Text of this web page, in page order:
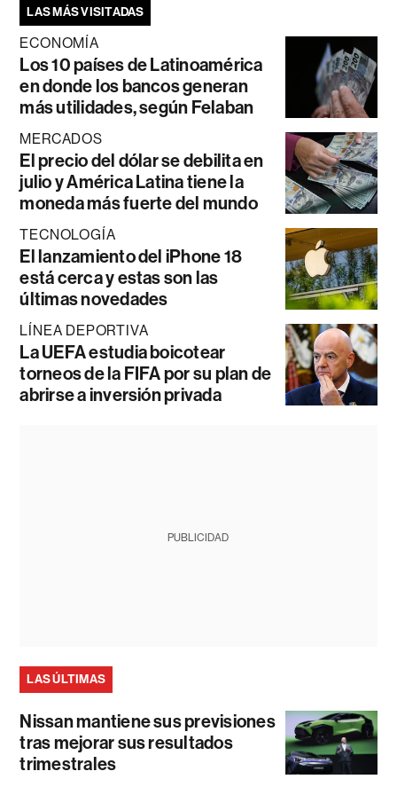
LAS MÁS VISITADAS
ECONOMÍA
Los 10 países de Latinoamérica
en donde los bancos generan
más utilidades, según Felaban
MERCADOS
El precio del dólar se debilita en
julio y América Latina tiene la
moneda más fuerte del mundo
TECNOLOGÍA
El lanzamiento del iPhone 18
está cerca y estas son las
últimas novedades
LÍNEA DEPORTIVA
La UEFA estudia boicotear
torneos de la FIFA por su plan de
abrirse a inversión privada
PUBLICIDAD
LAS ÚLTIMAS
Nissan mantiene sus previsiones
tras mejorar sus resultados
trimestrales